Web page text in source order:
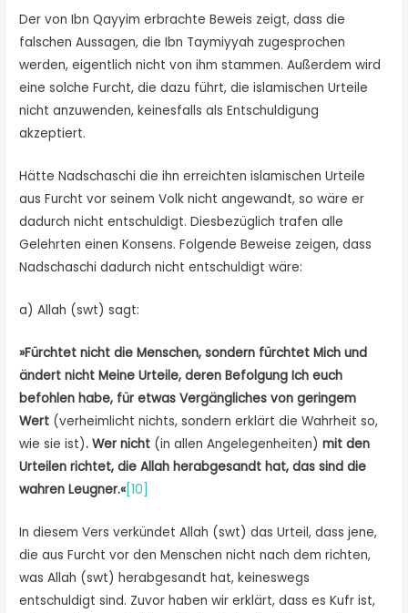
Der von Ibn Qayyim erbrachte Beweis zeigt, dass die
falschen Aussagen, die Ibn Taymiyyah zugesprochen
werden, eigentlich nicht von ihm stammen. Außerdem wird
eine solche Furcht, die dazu führt, die islamischen Urteile
nicht anzuwenden, keinesfalls als Entschuldigung
akzeptiert.
Hätte Nadschaschi die ihn erreichten islamischen Urteile
aus Furcht vor seinem Volk nicht angewandt, so wäre er
dadurch nicht entschuldigt. Diesbezüglich trafen alle
Gelehrten einen Konsens. Folgende Beweise zeigen, dass
Nadschaschi dadurch nicht entschuldigt wäre:
a) Allah (swt) sagt:
»Fürchtet nicht die Menschen, sondern fürchtet Mich und
ändert nicht Meine Urteile, deren Befolgung Ich euch
befohlen habe, für etwas Vergängliches von geringem
Wert (verheimlicht nichts, sondern erklärt die Wahrheit so,
wie sie ist). Wer nicht (in allen Angelegenheiten) mit den
Urteilen richtet, die Allah herabgesandt hat, das sind die
wahren Leugner.«[10]
In diesem Vers verkündet Allah (swt) das Urteil, dass jene,
die aus Furcht vor den Menschen nicht nach dem richten,
was Allah (swt) herabgesandt hat, keineswegs
entschuldigt sind. Zuvor haben wir erklärt, dass es Kufr ist,